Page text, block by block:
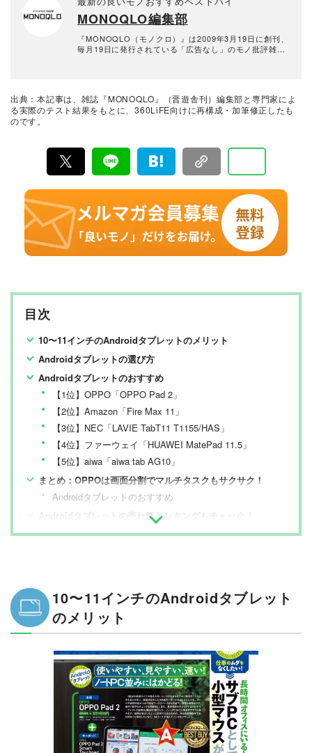
あり、エクセルの罫線が綺麗に整っていないと気持ちが
悪い性質。検証記事も若干やり過ぎの傾向がある。でも
趣味はオートバイとレザークラフトと割とアナログ。
MONOQLO編集部
『MONOQLO（モノクロ）』は2009年3月19日に創刊、
毎月19日に発行されている「広告なし」のモノ批評雑誌
に良いモノ」だけを厳選して紹介。編集長・山田和樹を
中心に、11名以上の編集体制で日々の検証・記事制作を
出典：本記事は、雑誌『MONOQLO』（晋遊舎刊）編集部と専門家によ
る実際のテスト結果をもとに、360LiFE向けに再構成・加筆修正したも
のです。
目次
10〜11インチのAndroidタブレットのメリット
Androidタブレットの選び方
Androidタブレットのおすすめ
【1位】OPPO「OPPO Pad 2」
【2位】Amazon「Fire Max 11」
【3位】NEC「LAVIE TabT11 T1155/HAS」
【4位】ファーウェイ「HUAWEI MatePad 11.5」
【5位】aiwa「aiwa tab AG10」
まとめ：OPPOは画面分割でマルチタスクもサクサク！
Androidタブレットのおすすめ
Androidタブレットの売れ筋ランキングもチェック！
10〜11インチのAndroidタブレット
のメリット